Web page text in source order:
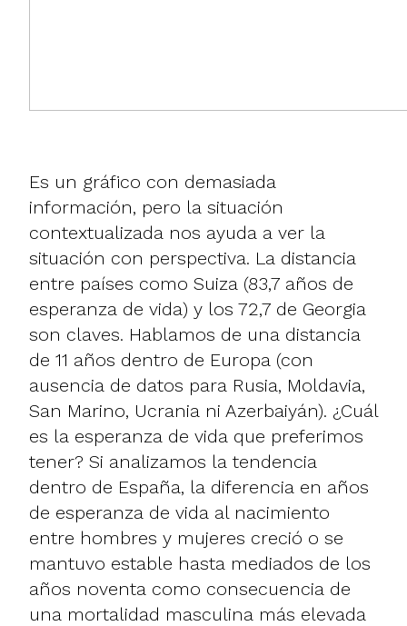
Es un gráfico con demasiada
información, pero la situación
contextualizada nos ayuda a ver la
situación con perspectiva. La distancia
entre países como Suiza (83,7 años de
esperanza de vida) y los 72,7 de Georgia
son claves. Hablamos de una distancia
de 11 años dentro de Europa (con
ausencia de datos para Rusia, Moldavia,
San Marino, Ucrania ni Azerbaiyán). ¿Cuál
es la esperanza de vida que preferimos
tener? Si analizamos la tendencia
dentro de España, la diferencia en años
de esperanza de vida al nacimiento
entre hombres y mujeres creció o se
mantuvo estable hasta mediados de los
años noventa como consecuencia de
una mortalidad masculina más elevada